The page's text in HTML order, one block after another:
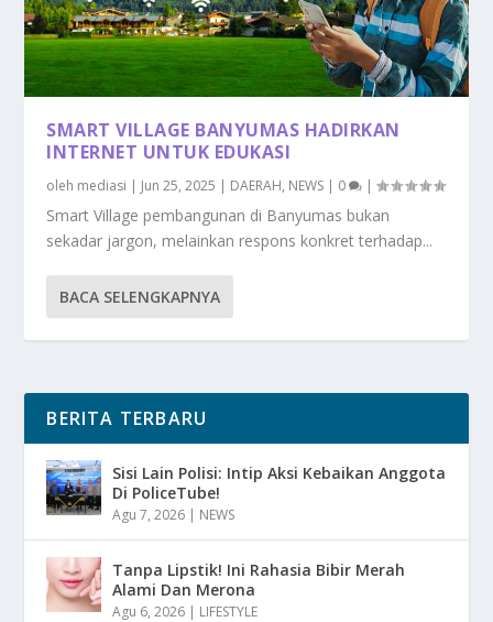
SMART VILLAGE BANYUMAS HADIRKAN
INTERNET UNTUK EDUKASI
oleh mediasi | Jun 25, 2025 | DAERAH, NEWS | 0 |
Smart Village pembangunan di Banyumas bukan
sekadar jargon, melainkan respons konkret terhadap...
BACA SELENGKAPNYA
BERITA TERBARU
Sisi Lain Polisi: Intip Aksi Kebaikan Anggota
Di PoliceTube!
Agu 7, 2026 | NEWS
Tanpa Lipstik! Ini Rahasia Bibir Merah
Alami Dan Merona
Agu 6, 2026 | LIFESTYLE